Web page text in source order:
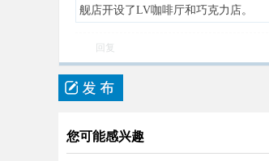
舰店开设了LV咖啡厅和巧克力店。
回复
您可能感兴趣